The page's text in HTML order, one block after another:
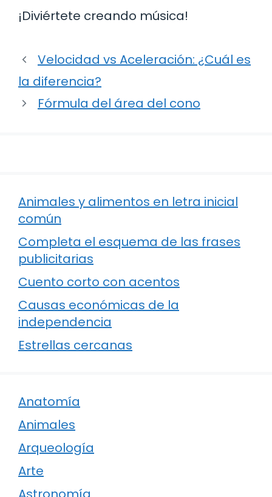
¡Diviértete creando música!
Velocidad vs Aceleración: ¿Cuál es
la diferencia?
Fórmula del área del cono
Animales y alimentos en letra inicial
común
Completa el esquema de las frases
publicitarias
Cuento corto con acentos
Causas económicas de la
independencia
Estrellas cercanas
Anatomía
Animales
Arqueología
Arte